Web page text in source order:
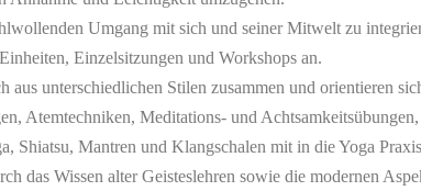
Umgang mit sich und seiner Mitwelt zu
Einzelsitzungen und Workshops an.
aus unterschiedlichen Stilen zusammen und orientieren
Atemtechniken, Meditations- und Achtsamkeitsübungen,
Shiatsu, Mantren und Klangschalen mit in die Yoga
das Wissen alter Geisteslehren sowie die modernen